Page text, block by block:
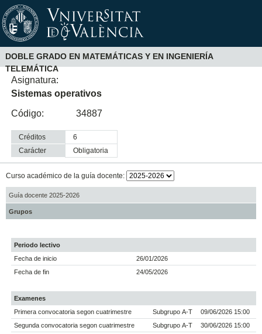
DOBLE GRADO EN MATEMÁTICAS Y EN INGENIERÍA
TELEMÁTICA
Asignatura:
Sistemas operativos
Código:
34887
Créditos
6
Carácter
obligatoria
Curso académico de la guía docente:
Guía docente 2025-2026
Grupos
Periodo lectivo
Fecha de inicio
26/01/2026
Fecha de fin
24/05/2026
Examenes
Primera convocatoria segon cuatrimestre
Subgrupo A-T
09/06/2026 15:00
Segunda convocatoria segon cuatrimestre
Subgrupo A-T 30/06/2026 15:00